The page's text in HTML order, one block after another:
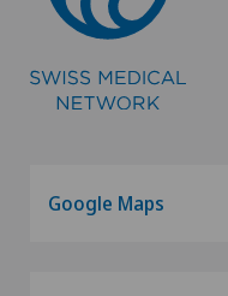
Google Maps